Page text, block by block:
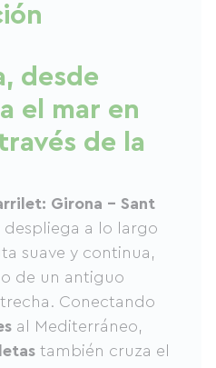
desde
el mar en
de la
Girona – Sant
despliega a lo largo
suave y continua,
de un antiguo
Conectando
al Mediterráneo,
también cruza el